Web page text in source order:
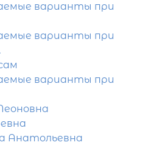
варианты при
варианты при
варианты при
Анатольевна